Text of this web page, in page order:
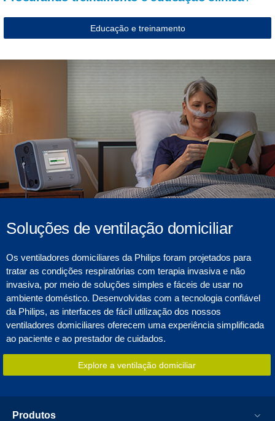
Educação e treinamento
Soluções de ventilação domiciliar
Os ventiladores domiciliares da Philips foram projetados para
tratar as condições respiratórias com terapia invasiva e não
invasiva, por meio de soluções simples e fáceis de usar no
ambiente doméstico. Desenvolvidas com a tecnologia confiável
da Philips, as interfaces de fácil utilização dos nossos
ventiladores domiciliares oferecem uma experiência simplificada
ao paciente e ao prestador de cuidados.
Explore a ventilação domiciliar
Produtos